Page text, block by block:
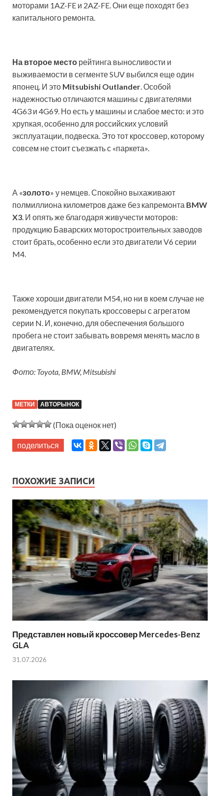
моторами 1AZ-FE и 2AZ-FE. Они еще походят без
капитального ремонта.
На второе место рейтинга выносливости и
выживаемости в сегменте SUV выбился еще один
японец. И это Mitsubishi Outlander. Особой
надежностью отличаются машины с двигателями
4G63 и 4G69. Но есть у машины и слабое место: и это
хрупкая, особенно для российских условий
эксплуатации, подвеска. Это тот кроссовер, которому
совсем не стоит съезжать с «паркета».
А «золото» у немцев. Спокойно выхаживают
полмиллиона километров даже без капремонта BMW
X3. И опять же благодаря живучести моторов:
продукцию Баварских моторостроительных заводов
стоит брать, особенно если это двигатели V6 серии
M4.
Также хороши двигатели M54, но ни в коем случае не
рекомендуется покупать кроссоверы с агрегатом
серии N. И, конечно, для обеспечения большого
пробега не стоит забывать вовремя менять масло в
двигателях.
Фото: Toyota, BMW, Mitsubishi
МЕТКИ АВТОРЫНОК
(Пока оценок нет)
поделиться
ПОХОЖИЕ ЗАПИСИ
Представлен новый кроссовер Mercedes-Benz
GLA
31.07.2026